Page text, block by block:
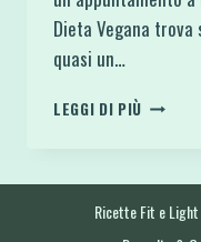
Dieta Vegana
quasi un…
LEGGI DI PIÙ TOFU
CIPOLLE
Ricette Fit e Light